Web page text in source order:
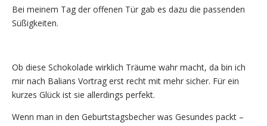
Bei meinem Tag der offenen Tür gab es dazu die passenden
Süßigkeiten.
Ob diese Schokolade wirklich Träume wahr macht, da bin ich
mir nach Balians Vortrag erst recht mit mehr sicher. Für ein
kurzes Glück ist sie allerdings perfekt.
Wenn man in den Geburtstagsbecher was Gesundes packt –